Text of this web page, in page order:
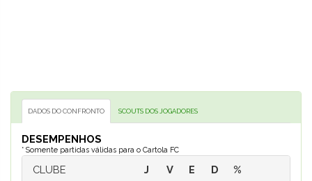
DADOS DO CONFRONTO SCOUTS DOS JOGADORES
DESEMPENHOS
* Somente partidas válidas para o Cartola FC
CLUBE J V E D %